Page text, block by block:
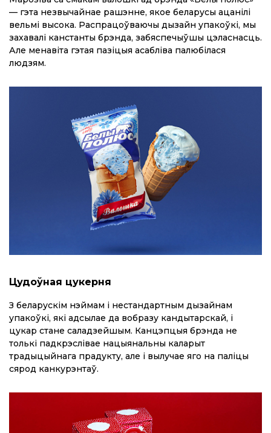
— гэта незвычайнае рашэнне, якое беларусы ацанілі
вельмі высока. Распрацоўваючы дызайн упакоўкі, мы
захавалі канстанты брэнда, забяспечыўшы цэласнасць.
Але менавіта гэтая пазіцыя асабліва палюбілася
людзям.
Цудоўная цукерня
З беларускім нэймам і нестандартным дызайнам
упакоўкі, які адсылае да вобразу кандытарскай, і
цукар стане саладзейшым. Канцэпцыя брэнда не
толькі падкрэслівае нацыянальны каларыт
традыцыйнага прадукту, але і вылучае яго на паліцы
сярод канкурэнтаў.